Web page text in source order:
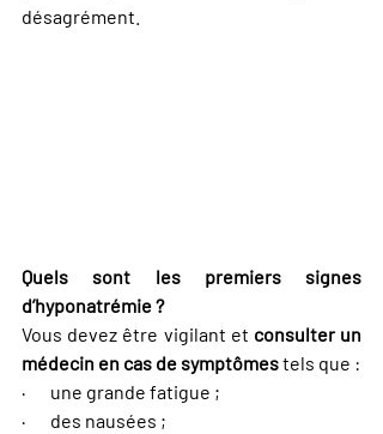
désagrément.
Quels sont les premiers signes
d’hyponatrémie ?
Vous devez être vigilant et consulter un
médecin en cas de symptômes tels que :
·       une grande fatigue ;
·       des nausées ;